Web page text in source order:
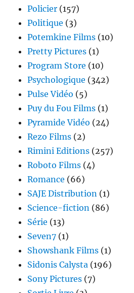
Policier (157)
Politique (3)
Potemkine Films (10)
Pretty Pictures (1)
Program Store (10)
Psychologique (342)
Pulse Vidéo (5)
Puy du Fou Films (1)
Pyramide Vidéo (24)
Rezo Films (2)
Rimini Editions (257)
Roboto Films (4)
Romance (66)
SAJE Distribution (1)
Science-fiction (86)
Série (13)
Seven7 (1)
Showshank Films (1)
Sidonis Calysta (196)
Sony Pictures (7)